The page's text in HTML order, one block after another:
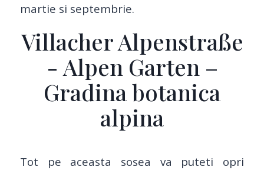
martie si septembrie.
Villacher Alpenstraße
- Alpen Garten –
Gradina botanica
alpina
Tot pe aceasta sosea va puteti opri